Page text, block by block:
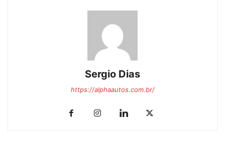
Sergio Dias
https://alphaautos.com.br/